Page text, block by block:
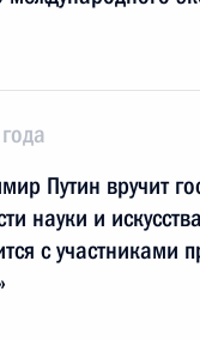
Путин вручит
науки и
с участниками